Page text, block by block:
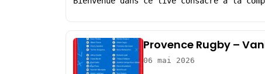
Provence Rugby –
06 mai 2026